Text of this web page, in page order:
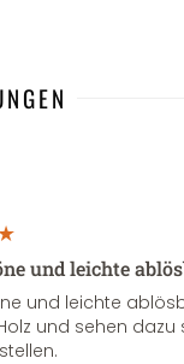
und leichte
und leichte
und sehen